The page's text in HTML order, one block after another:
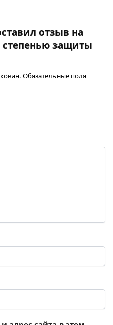
отзыв на
защиты
Обязательные поля